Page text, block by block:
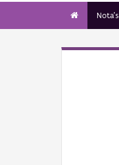
Nota's